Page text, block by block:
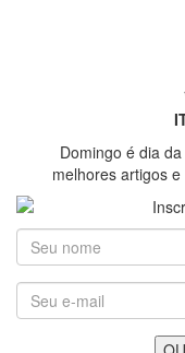
Domingo é dia
melhores artigos